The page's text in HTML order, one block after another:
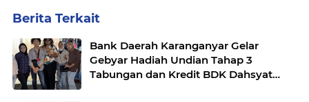
Berita Terkait
Bank Daerah Karanganyar Gelar
Gebyar Hadiah Undian Tahap 3
Tabungan dan Kredit BDK Dahsyat